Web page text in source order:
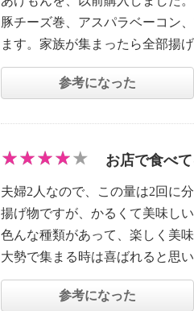
豚チーズ巻、アスパラベーコン
ます。家族が集まったら全部揚
参考になった
お店で食べ
夫婦2人なので、この量は2回に
揚げ物ですが、かるくて美味し
色んな種類があって、楽しく美
大勢で集まる時は喜ばれると思い
参考になった